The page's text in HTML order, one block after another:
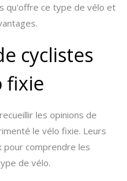
qu'offre ce type de vélo et
cyclistes
fixie
les opinions de
le vélo fixie. Leurs
comprendre les
de vélo.